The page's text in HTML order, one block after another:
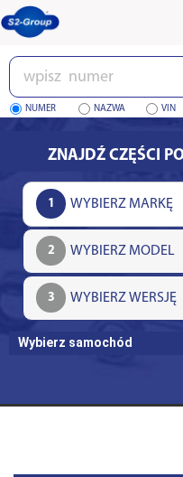
Wpisz
numer
NUMER NAZWA VIN
ZNAJDŹ CZĘŚCI
1
2
3
Wybierz samochód